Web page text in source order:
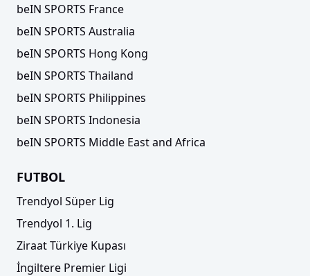
beIN SPORTS France
beIN SPORTS Australia
beIN SPORTS Hong Kong
beIN SPORTS Thailand
beIN SPORTS Philippines
beIN SPORTS Indonesia
beIN SPORTS Middle East and Africa
FUTBOL
Trendyol Süper Lig
Trendyol 1. Lig
Ziraat Türkiye Kupası
İngiltere Premier Ligi